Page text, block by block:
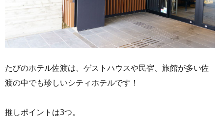
たびのホテル佐渡は、ゲストハウスや民宿、旅館が多い佐
渡の中でも珍しいシティホテルです！
推しポイントは3つ。